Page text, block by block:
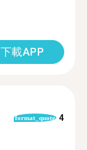
下載APP
format_quote 4